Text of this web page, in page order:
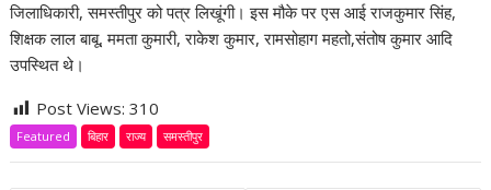
जिलाधिकारी, समस्तीपुर को पत्र लिखूंगी। इस मौके पर एस आई राजकुमार सिंह,
शिक्षक लाल बाबू, ममता कुमारी, राकेश कुमार, रामसोहाग महतो,संतोष कुमार आदि
उपस्थित थे।
Post Views:310
Featured बिहार राज्य समस्तीपुर